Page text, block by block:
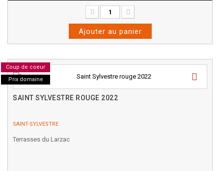
Ajouter au panier
Coup de coeur
Prix domaine
SAINT SYLVESTRE ROUGE 2022
SAINT-SYLVESTRE
Terrasses du Larzac